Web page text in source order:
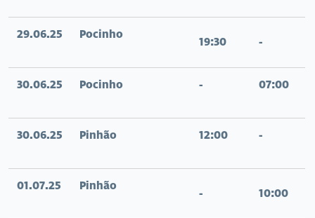
29.06.25 Pocinho 19:30 -
30.06.25 Pocinho - 07:00
30.06.25 Pinhão 12:00 -
01.07.25 Pinhão - 10:00